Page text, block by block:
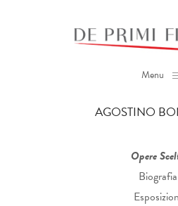
Menu
AGOSTINO
Opere
Biografia